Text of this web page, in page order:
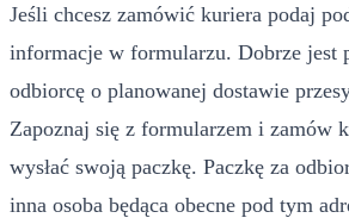
Jeśli chcesz zamówić kuriera podaj
informacje w formularzu. Dobrze jest
odbiorcę o planowanej dostawie
Zapoznaj się z formularzem i zamów
wysłać swoją paczkę. Paczkę za
inna osoba będąca obecne pod tym